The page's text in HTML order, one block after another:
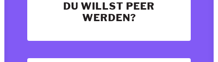
DU WILLST PEER
WERDEN?